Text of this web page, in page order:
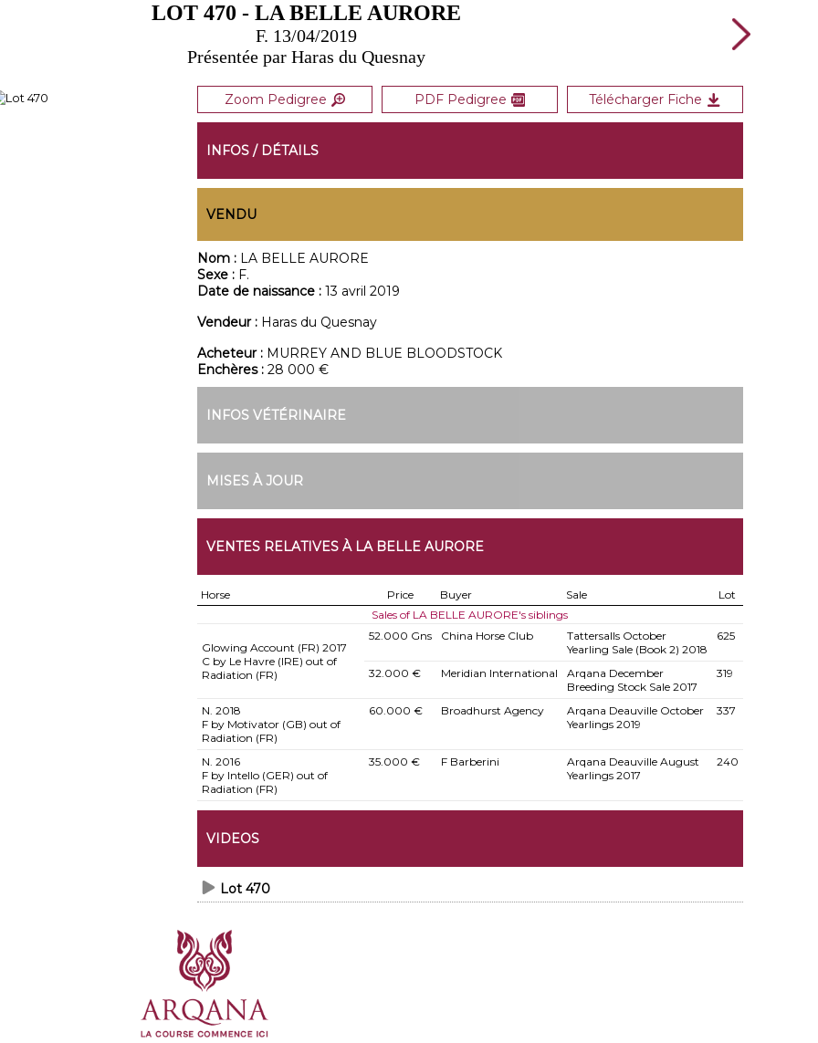
LOT 470 - LA BELLE AURORE
F. 13/04/2019
Présentée par Haras du Quesnay
Zoom Pedigree PDF Pedigree Télécharger Fiche
INFOS / DÉTAILS
VENDU
Nom : LA BELLE AURORE
Sexe : F.
Date de naissance : 13 avril 2019
Vendeur : Haras du Quesnay
Acheteur : MURREY AND BLUE BLOODSTOCK
Enchères : 28 000 €
INFOS VÉTÉRINAIRE
MISES À JOUR
VENTES RELATIVES À LA BELLE AURORE
Horse Price Buyer Sale
Lot
Sales of LA BELLE AURORE's siblings
Glowing Account (FR) 2017
C by Le Havre (IRE) out of
Radiation (FR)
52.000 Gns China Horse Club
Tattersalls October
Yearling Sale (Book 2) 2018
625
32.000 € Meridian International
Arqana December
Breeding Stock Sale 2017
319
N. 2018
F by Motivator (GB) out of
Radiation (FR)
60.000 € Broadhurst Agency
Arqana Deauville October
Yearlings 2019
337
N. 2016
F by Intello (GER) out of
Radiation (FR)
35.000 € F Barberini
Arqana Deauville August
Yearlings 2017
240
VIDEOS
Lot 470